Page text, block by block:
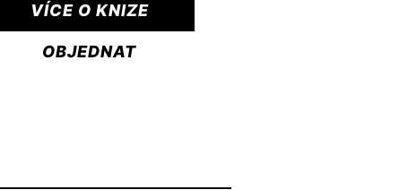
VÍCE O KNIZE
OBJEDNAT